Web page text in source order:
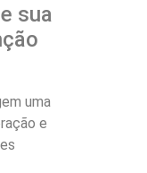
sua
uma
e